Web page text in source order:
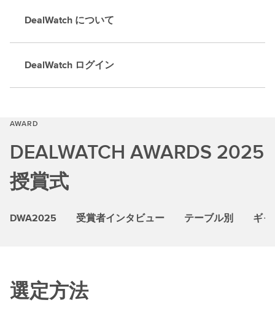
DealWatch について
DealWatch ログイン
AWARD
DEALWATCH AWARDS 2025
授賞式
DWA2025 受賞者インタビュー テーブル別 ギ
選定方法